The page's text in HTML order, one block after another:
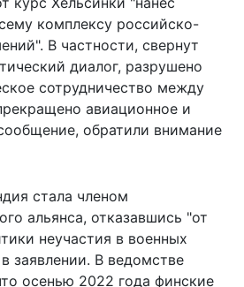
комплексу российско-
В частности, свернут
диалог, разрушено
сотрудничество между
авиационное и
обратили внимание
стала членом
альянса, отказавшись "от
неучастия в военных
заявлении. В ведомстве
осенью 2022 года финские